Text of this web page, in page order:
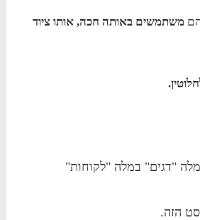
משתמשים באותה חכה, אותו ציוד
"דגים" במלה "לקוחות"
הזה.